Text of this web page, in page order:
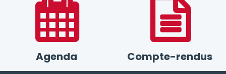
Agenda Compte-rendus